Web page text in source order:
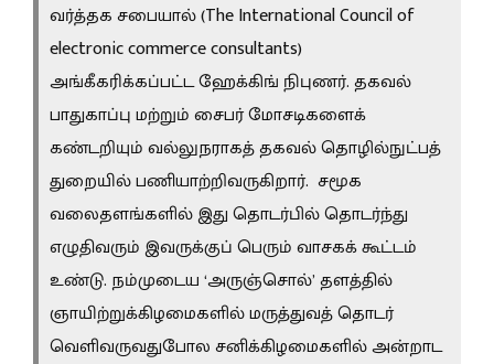
வர்த்தக சபையால் (The International Council of
electronic commerce consultants)
அங்கீகரிக்கப்பட்ட ஹேக்கிங் நிபுணர். தகவல்
பாதுகாப்பு மற்றும் சைபர் மோசடிகளைக்
கண்டறியும் வல்லுநராகத் தகவல் தொழில்நுட்பத்
துறையில் பணியாற்றிவருகிறார். சமூக
வலைதளங்களில் இது தொடர்பில் தொடர்ந்து
எழுதிவரும் இவருக்குப் பெரும் வாசகக் கூட்டம்
உண்டு. நம்முடைய ‘அருஞ்சொல்’ தளத்தில்
ஞாயிற்றுக்கிழமைகளில் மருத்துவத் தொடர்
வெளிவருவதுபோல சனிக்கிழமைகளில் அன்றாட